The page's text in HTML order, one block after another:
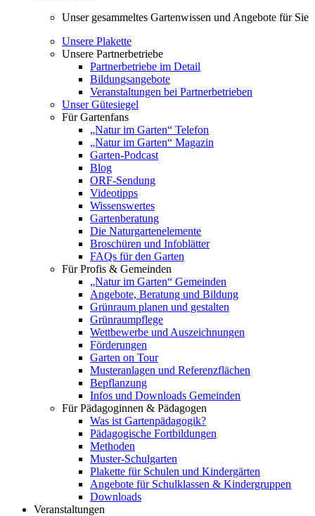
Unser gesammeltes Gartenwissen und Angebote für Sie
Unsere Plakette
Unsere Partnerbetriebe
Partnerbetriebe im Detail
Bildungsangebote
Veranstaltungen bei Partnerbetrieben
Unser Gütesiegel
Für Gartenfans
„Natur im Garten“ Telefon
„Natur im Garten“ Magazin
Garten-Podcast
Blog
ORF-Sendung
Videotipps
Wissenswertes
Gartenberatung
Die Naturgartenelemente
Broschüren und Infoblätter
FAQs für den Garten
Für Profis & Gemeinden
„Natur im Garten“ Gemeinden
Angebote, Beratung und Bildung
Grünraum planen und gestalten
Grünraumpflege
Wettbewerbe und Auszeichnungen
Förderungen
Garten on Tour
Musteranlagen und Referenzflächen
Bepflanzung
Infos und Downloads Gemeinden
Für Pädagoginnen & Pädagogen
Was ist Gartenpädagogik?
Pädagogische Fortbildungen
Methoden
Muster-Schulgarten
Plakette für Schulen und Kindergärten
Angebote für Schulklassen & Kindergruppen
Downloads
Veranstaltungen